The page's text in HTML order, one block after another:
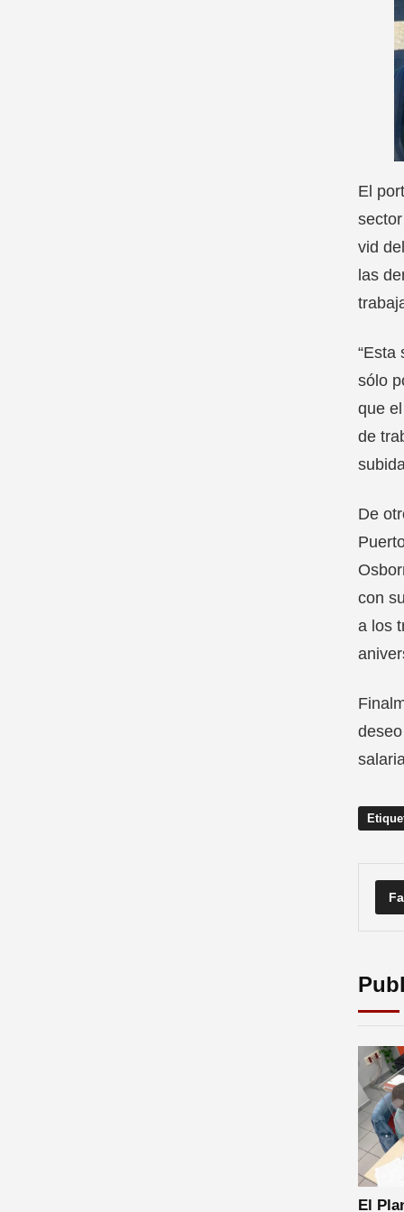
El
vid
las
“Esta
sólo
que
de
De
con
a los
El